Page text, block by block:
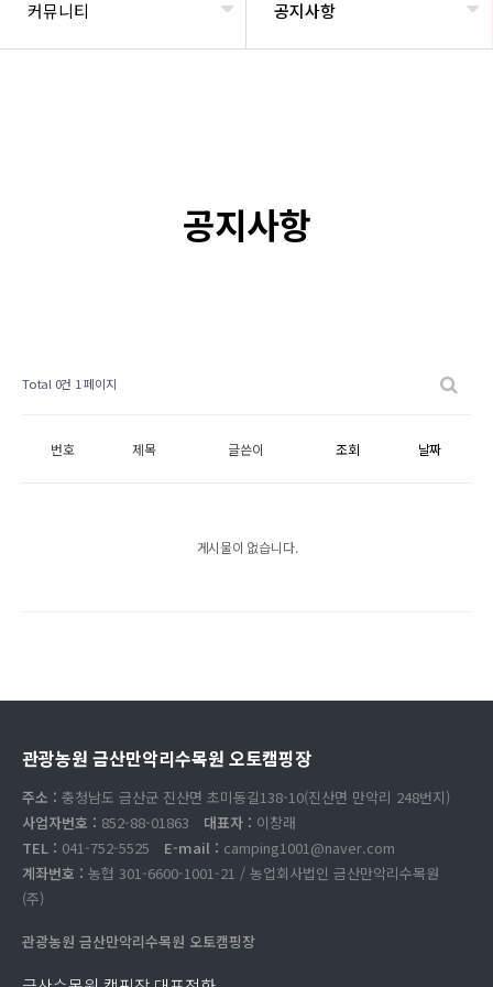
커뮤니티 공지사항
공지사항
Total 0건 1 페이지
번호 제목 글쓴이 조회 날짜
게시물이 없습니다.
관광농원 금산만악리수목원 오토캠핑장
주소 : 충청남도 금산군 진산면 초미동길138-10(진산면 만악리 248번지)
사업자번호 : 852-88-01863 대표자 : 이창래
TEL : 041-752-5525 E-mail : camping1001@naver.com
계좌번호 : 농협 301-6600-1001-21 / 농업회사법인 금산만악리수목원
(주)
관광농원 금산만악리수목원 오토캠핑장